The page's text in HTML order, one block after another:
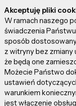
zdjęciami i
własnością
portalu nie
artykuł,
ponosisz
Akceptuję pliki
W ramach naszego
świadczenia
sposób
z witryny bez
że będą one
Możecie Państwo
ustawień
warunkiem
jest włączenie